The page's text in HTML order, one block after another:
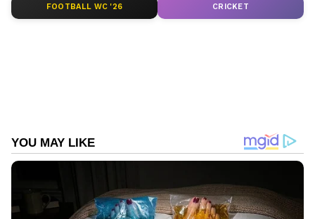
തെരഞ്ഞെടുക്കുക
FOOTBALL WC '26 CRICKET